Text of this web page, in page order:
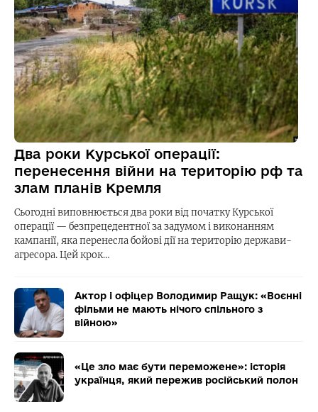
Два роки Курської операції:
перенесення війни на територію рф та
злам планів Кремля
Сьогодні виповнюється два роки від початку Курської
операції — безпрецедентної за задумом і виконанням
кампанії, яка перенесла бойові дії на територію держави-
агресора. Цей крок…
Актор і офіцер Володимир Ращук: «Воєнні
фільми не мають нічого спільного з
війною»
«Це зло має бути переможене»: історія
українця, який пережив російський полон